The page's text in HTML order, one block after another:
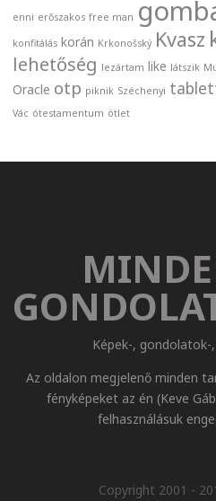
enni erőszakos free man
konfitálás korán Krkonošský Kvasz
lehetőség lezártam like látszik
Oracle otp piknik Széchenyi
Vác ótestamentum ötlet
Képek-, gondolatok-
Az oldalon megjelenő minden
fényképeket az én (Keve
felhasználásuk
Copyright 2001 -